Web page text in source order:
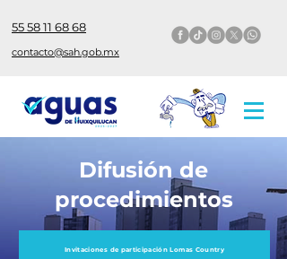
55 58 11 68 68
contacto@sah.gob.mx
Difusión de
procedimientos
Invitaciones de participación Lomas Country